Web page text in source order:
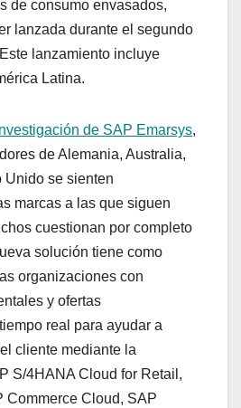
de consumo envasados,
lanzada durante el segundo
lanzamiento incluye
Latina.
de SAP Emarsys,
de Alemania, Australia,
Unido se sienten
marcas a las que siguen
cuestionan por completo
solución tiene como
organizaciones con
y ofertas
real para ayudar a
cliente mediante la
S/4HANA Cloud for Retail,
Commerce Cloud, SAP